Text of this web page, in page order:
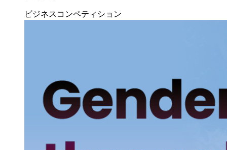
ビジネスコンペティション